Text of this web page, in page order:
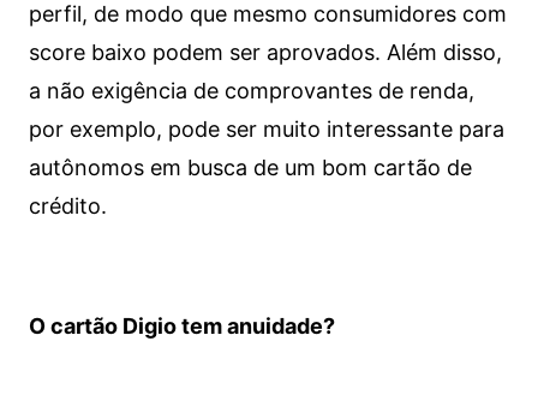
perfil, de modo que mesmo consumidores com
score baixo podem ser aprovados. Além disso,
a não exigência de comprovantes de renda,
por exemplo, pode ser muito interessante para
autônomos em busca de um bom cartão de
crédito.
O cartão Digio tem anuidade?